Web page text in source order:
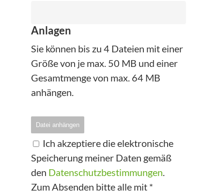
Anlagen
Sie können bis zu 4 Dateien mit einer
Größe von je max. 50 MB und einer
Gesamtmenge von max. 64 MB
anhängen.
Datei anhängen
Ich akzeptiere die elektronische
Speicherung meiner Daten gemäß
den Datenschutzbestimmungen.
Zum Absenden bitte alle mit *